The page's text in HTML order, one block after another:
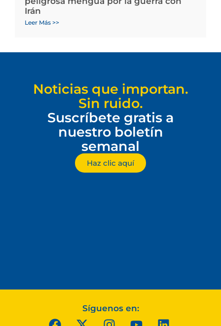
Irán
Leer Más >>
Noticias que importan.
Sin ruido.
Suscríbete gratis a
nuestro boletín
semanal
Haz clic aquí
Síguenos en: